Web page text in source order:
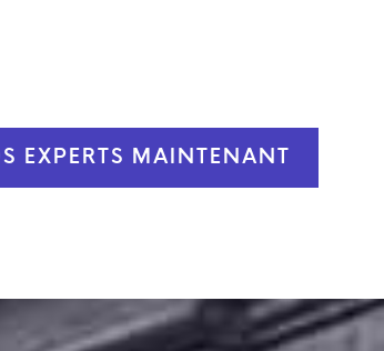
EXPERTS MAINTENANT